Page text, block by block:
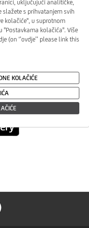
uključujući analitičke,
slažete s prihvatanjem svih
kolačiće'', u suprotnom
''Postavkama kolačića''. Više
(on ‘’ovdje’’ please link this
KOLAČIĆE